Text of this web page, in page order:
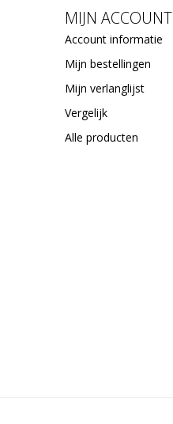
MIJN ACCOUNT
Account informatie
Mijn bestellingen
Mijn verlanglijst
Vergelijk
Alle producten